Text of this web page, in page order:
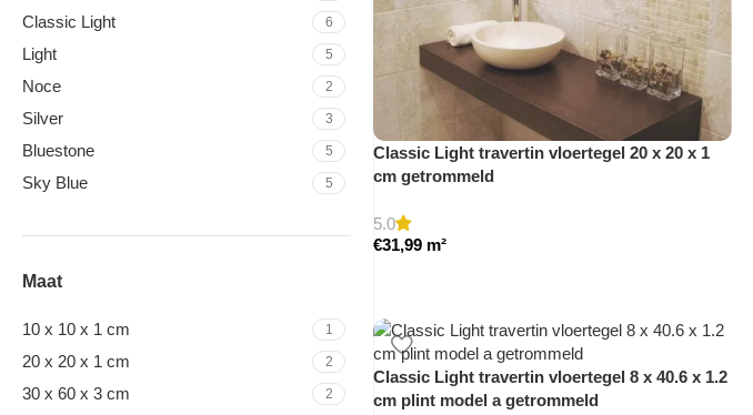
Classic Light 6
Light 5
Noce 2
Silver 3
Bluestone 5
Sky Blue 5
Maat
10 x 10 x 1 cm 1
20 x 20 x 1 cm 2
30 x 60 x 3 cm 2
Classic Light travertin vloertegel 20 x 20 x 1
cm getrommeld
5.0
€31,99 m²
Classic Light travertin vloertegel 8 x 40.6 x 1.2
cm plint model a getrommeld